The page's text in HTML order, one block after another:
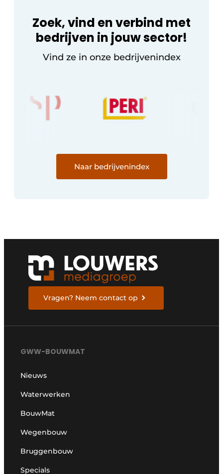
Zoek, vind en verbind met
bedrijven in jouw sector!
Vind ze in onze bedrijvenindex
Naar bedrijvenindex
Vragen? Neem contact op
GWW-BOUWMAT
Nieuws
Waterwerken
BouwMat
Wegenbouw
Bruggenbouw
Specials